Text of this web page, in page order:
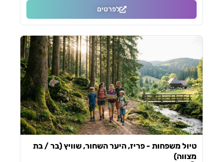
לפרטים
טיול משפחות - פריז, היער השחור, שוויץ (בר / בת
מצווה)